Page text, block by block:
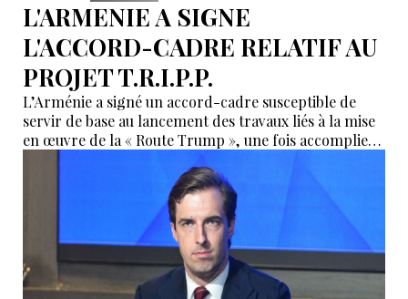
L'ARMENIE A SIGNE
L'ACCORD-CADRE RELATIF AU
PROJET T.R.I.P.P.
L’Arménie a signé un accord-cadre susceptible de
servir de base au lancement des travaux liés à la mise
en œuvre de la « Route Trump », une fois accomplies